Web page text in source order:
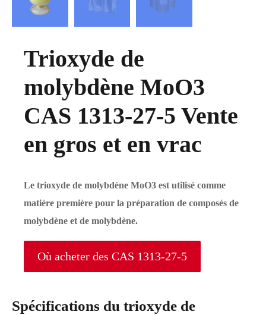
Trioxyde de
molybdène MoO3
CAS 1313-27-5 Vente
en gros et en vrac
Le trioxyde de molybdène MoO3 est utilisé comme
matière première pour la préparation de composés de
molybdène et de molybdène.
Où acheter des CAS 1313-27-5
Spécifications du trioxyde de